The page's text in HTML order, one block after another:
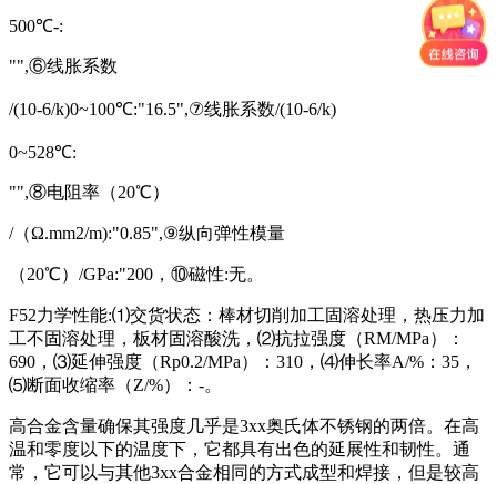
500℃-:
"",⑥线胀系数
/(10-6/k)0~100℃:"16.5",⑦线胀系数/(10-6/k)
0~528℃:
"",⑧电阻率（20℃）
/（Ω.mm2/m):"0.85",⑨纵向弹性模量
（20℃）/GPa:"200，⑩磁性:无。
F52力学性能:⑴交货状态：棒材切削加工固溶处理，热压力加
工不固溶处理，板材固溶酸洗，⑵抗拉强度（RM/MPa）：
690，⑶延伸强度（Rp0.2/MPa）：310，⑷伸长率A/%：35，
⑸断面收缩率（Z/%）：-。
高合金含量确保其强度几乎是3xx奥氏体不锈钢的两倍。在高
温和零度以下的温度下，它都具有出色的延展性和韧性。通
常，它可以与其他3xx合金相同的方式成型和焊接，但是较高